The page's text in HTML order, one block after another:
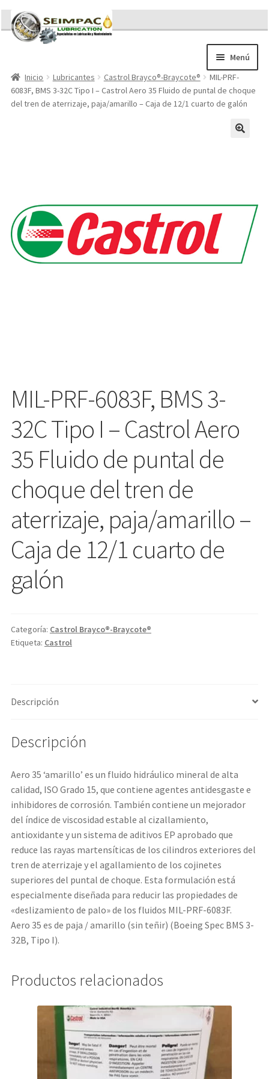
Ir
a
Ir
al
contenido
Menú
Sobre nosotros
Brochures
Inicio Lubricantes Castrol Brayco®-Braycote®
MIL-PRF-
6083F, BMS 3-32C Tipo I – Castrol Aero 35 Fluido de puntal de choque
del tren de aterrizaje, paja/amarillo – Caja de 12/1 cuarto de galón
MIL-PRF-6083F, BMS 3-
32C Tipo I – Castrol Aero
35 Fluido de puntal de
choque del tren de
aterrizaje, paja/amarillo –
Caja de 12/1 cuarto de
galón
Categoría: Castrol Brayco®-Braycote®
Etiqueta: Castrol
Descripción
Descripción
Aero 35 ‘amarillo’ es un fluido hidráulico mineral de alta
calidad, ISO Grado 15, que contiene agentes antidesgaste e
inhibidores de corrosión. También contiene un mejorador
del índice de viscosidad estable al cizallamiento,
antioxidante y un sistema de aditivos EP aprobado que
reduce las rayas martensíticas de los cilindros exteriores del
tren de aterrizaje y el agallamiento de los cojinetes
superiores del puntal de choque. Esta formulación está
especialmente diseñada para reducir las propiedades de
«deslizamiento de palo» de los fluidos MIL-PRF-6083F.
Aero 35 es de paja / amarillo (sin teñir) (Boeing Spec BMS 3-
32B, Tipo I).
Productos relacionados